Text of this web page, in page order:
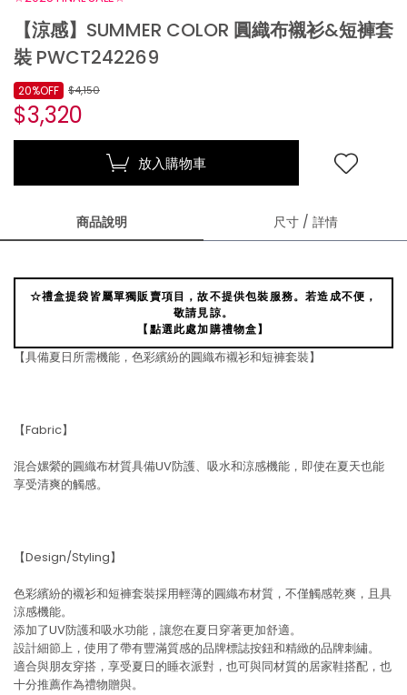
【涼感】SUMMER COLOR 圓織布襯衫&短褲套
裝 PWCT242269
$4,150
$3,320
20%OFF
放入購物車
商品說明 尺寸 / 詳情
☆禮盒提袋皆屬單獨販賣項目，故不提供包裝服務。若造成不便，
敬請見諒。
【點選此處加購禮物盒】
【具備夏日所需機能，色彩繽紛的圓織布襯衫和短褲套裝】
【Fabric】
混合嫘縈的圓織布材質具備UV防護、吸水和涼感機能，即使在夏天也能
享受清爽的觸感。
【Design/Styling】
色彩繽紛的襯衫和短褲套裝採用輕薄的圓織布材質，不僅觸感乾爽，且具
涼感機能。
添加了UV防護和吸水功能，讓您在夏日穿著更加舒適。
設計細節上，使用了帶有豐滿質感的品牌標誌按鈕和精緻的品牌刺繡。
適合與朋友穿搭，享受夏日的睡衣派對，也可與同材質的居家鞋搭配，也
十分推薦作為禮物贈與。